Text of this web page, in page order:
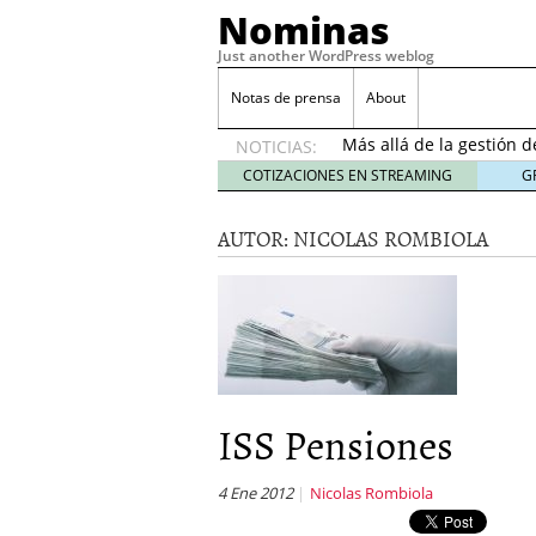
Nominas
Just another WordPress weblog
Notas de prensa About
NOTICIAS:
Desempleo Colombia
Una digitalización
en el sector financiero
¿Cómo afectó el
Consejos para el
Desempleo Colombia
COTIZACIONES EN STREAMING
AUTOR: NICOLAS ROMBIOLA
ISS Pensiones
4 Ene 2012 Nicolas Rombiola